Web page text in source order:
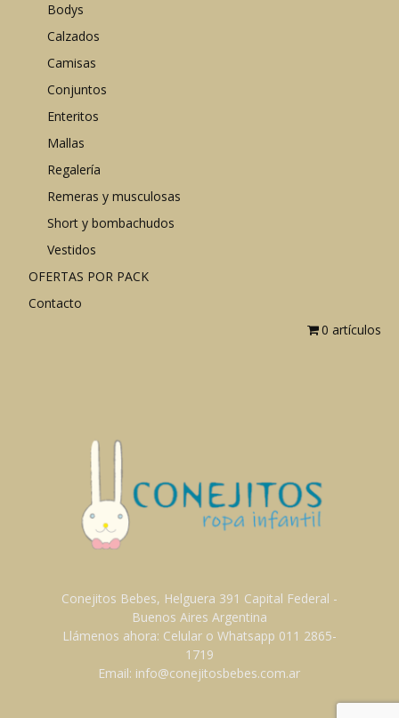
Bodys
Calzados
Camisas
Conjuntos
Enteritos
Mallas
Regalería
Remeras y musculosas
Short y bombachudos
Vestidos
OFERTAS POR PACK
Contacto
0 artículos
Conejitos Bebes, Helguera 391 Capital Federal -
Buenos Aires Argentina
Llámenos ahora: Celular o Whatsapp 011 2865-
1719
Email: info@conejitosbebes.com.ar